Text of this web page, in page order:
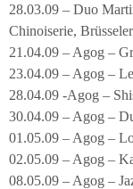
28.03.09 – Duo
Chinoiserie,
21.04.09 – Agog –
23.04.09 – Agog –
28.04.09 -Agog –
30.04.09 – Agog –
01.05.09 – Agog –
02.05.09 – Agog –
08.05.09 – Agog –